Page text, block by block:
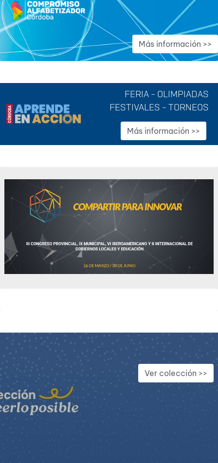
Más información >>
FERIA - OLIMPIADAS
FESTIVALES - TORNEOS
Más información >>
Ver colección >>